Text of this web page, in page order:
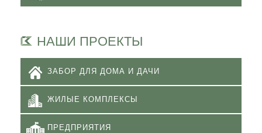
НАШИ ПРОЕКТЫ
ЗАБОР ДЛЯ ДОМА И ДАЧИ
ЖИЛЫЕ КОМПЛЕКСЫ
ПРЕДПРИЯТИЯ